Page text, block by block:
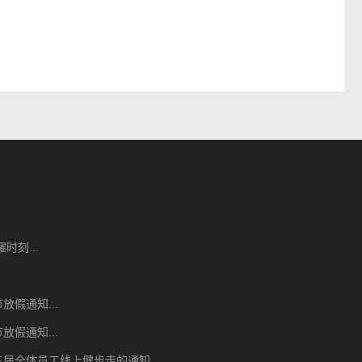
时刻...
放假通知...
放假通知...